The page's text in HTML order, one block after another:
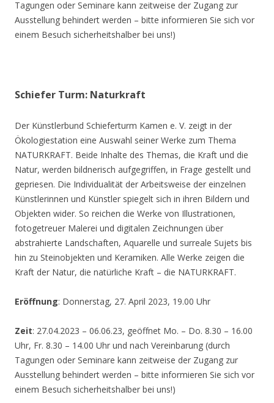
Tagungen oder Seminare kann zeitweise der Zugang zur
Ausstellung behindert werden – bitte informieren Sie sich vor
einem Besuch sicherheitshalber bei uns!)
Schiefer Turm: Naturkraft
Der Künstlerbund Schieferturm Kamen e. V. zeigt in der
Ökologiestation eine Auswahl seiner Werke zum Thema
NATURKRAFT. Beide Inhalte des Themas, die Kraft und die
Natur, werden bildnerisch aufgegriffen, in Frage gestellt und
gepriesen. Die Individualität der Arbeitsweise der einzelnen
Künstlerinnen und Künstler spiegelt sich in ihren Bildern und
Objekten wider. So reichen die Werke von Illustrationen,
fotogetreuer Malerei und digitalen Zeichnungen über
abstrahierte Landschaften, Aquarelle und surreale Sujets bis
hin zu Steinobjekten und Keramiken. Alle Werke zeigen die
Kraft der Natur, die natürliche Kraft – die NATURKRAFT.
Eröffnung: Donnerstag, 27. April 2023, 19.00 Uhr
Zeit: 27.04.2023 – 06.06.23, geöffnet Mo. – Do. 8.30 – 16.00
Uhr, Fr. 8.30 – 14.00 Uhr und nach Vereinbarung (durch
Tagungen oder Seminare kann zeitweise der Zugang zur
Ausstellung behindert werden – bitte informieren Sie sich vor
einem Besuch sicherheitshalber bei uns!)